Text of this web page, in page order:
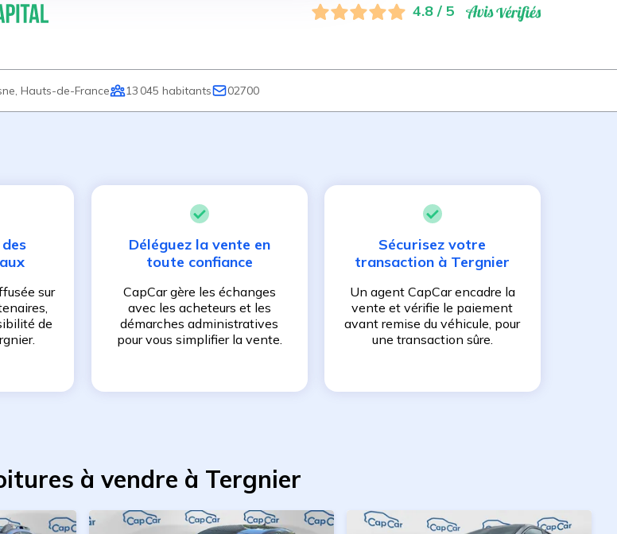
4.8 / 5
Hauts-de-France 13 045 habitants 02700
sur
de
.
Déléguez la vente en
toute confiance
CapCar gère les échanges
avec les acheteurs et les
démarches administratives
pour vous simplifier la vente.
Sécurisez votre
transaction à Tergnier
Un agent CapCar encadre la
vente et vérifie le paiement
avant remise du véhicule, pour
une transaction sûre.
à vendre à Tergnier